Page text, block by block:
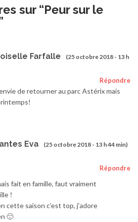
sur “Peur sur le
Farfalle (25 octobre 2018 - 13 h
Répondre
envie de retourner au parc Astérix mais
Eva (25 octobre 2018 - 13 h 44 min)
Répondre
fait en famille, faut vraiment
!
cette saison c’est top, j’adore
🙂